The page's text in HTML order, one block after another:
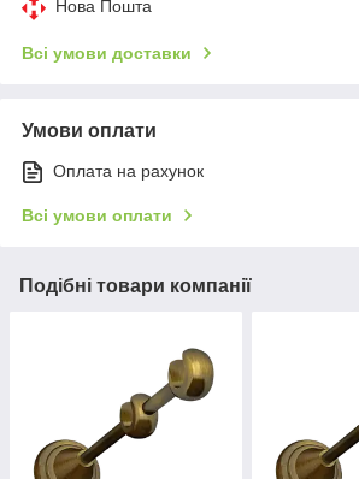
Нова Пошта
Всі умови доставки
Умови оплати
Оплата на рахунок
Всі умови оплати
Подібні товари компанії